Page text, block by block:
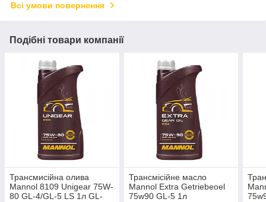
Всі умови повернення
Подібні товари компанії
Трансмисiйна олива
Mannol 8109 Unigear 75W-
80 GL-4/GL-5 LS 1л GL-
Трансмісійне масло
Mannol Extra Getriebeoel
75w90 GL-5 1л